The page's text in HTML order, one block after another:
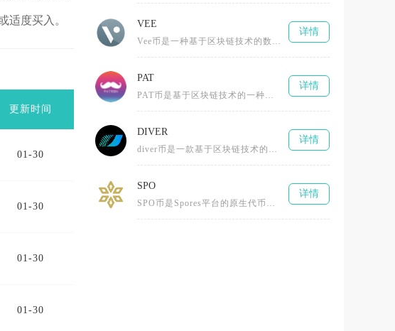
适度买入。
更新时间
01-30
01-30
01-30
01-30
VEE
Vee币是一种基于区块链技术的数字货币，全称为TheBLOCKvToken，由BLOCKv公司推出，为数字娱乐和虚拟现实
详情
PAT
PAT币是基于区块链技术的一种加密数字货币，全称为PCHAIN（或Patientory、PopularCoin等不同项目
详情
DIVER
diver币是一款基于区块链技术的去中心化数字货币，为用户提供安全、高效且低成本的数字资产管理解决方案。它由专业团队开发
详情
SPO
SPO币是Spores平台的原生代币，基于Substrate区块链框架并采用PoS（权益证明）机制的加密货币，由荷兰团队
详情